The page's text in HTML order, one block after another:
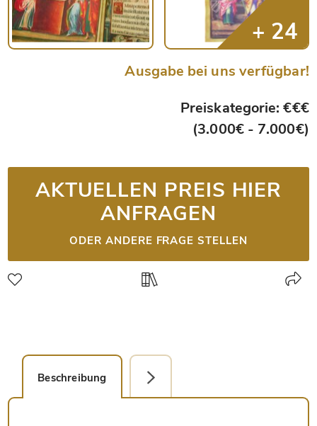
Ausgabe bei uns verfügbar!
Preiskategorie: €€€
(3.000€ - 7.000€)
AKTUELLEN PREIS HIER
ANFRAGEN
ODER ANDERE FRAGE STELLEN
Beschreibung Detailbild